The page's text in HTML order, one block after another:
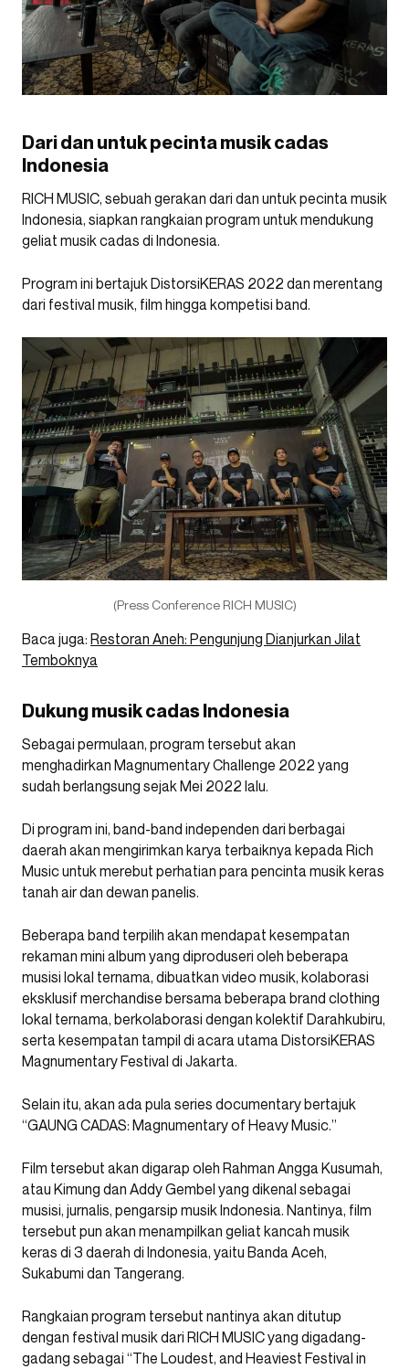
Dari dan untuk pecinta musik cadas
Indonesia
RICH MUSIC, sebuah gerakan dari dan untuk pecinta musik
Indonesia, siapkan rangkaian program untuk mendukung
geliat musik cadas di Indonesia.
Program ini bertajuk DistorsiKERAS 2022 dan merentang
dari festival musik, film hingga kompetisi band.
(Press Conference RICH MUSIC)
Baca juga: Restoran Aneh: Pengunjung Dianjurkan Jilat
Temboknya
Dukung musik cadas Indonesia
Sebagai permulaan, program tersebut akan
menghadirkan Magnumentary Challenge 2022 yang
sudah berlangsung sejak Mei 2022 lalu.
Di program ini, band-band independen dari berbagai
daerah akan mengirimkan karya terbaiknya kepada Rich
Music untuk merebut perhatian para pencinta musik keras
tanah air dan dewan panelis.
Beberapa band terpilih akan mendapat kesempatan
rekaman mini album yang diproduseri oleh beberapa
musisi lokal ternama, dibuatkan video musik, kolaborasi
eksklusif merchandise bersama beberapa brand clothing
lokal ternama, berkolaborasi dengan kolektif Darahkubiru,
serta kesempatan tampil di acara utama DistorsiKERAS
Magnumentary Festival di Jakarta.
Selain itu, akan ada pula series documentary bertajuk
“GAUNG CADAS: Magnumentary of Heavy Music.”
Film tersebut akan digarap oleh Rahman Angga Kusumah,
atau Kimung dan Addy Gembel yang dikenal sebagai
musisi, jurnalis, pengarsip musik Indonesia. Nantinya, film
tersebut pun akan menampilkan geliat kancah musik
keras di 3 daerah di Indonesia, yaitu Banda Aceh,
Sukabumi dan Tangerang.
Rangkaian program tersebut nantinya akan ditutup
dengan festival musik dari RICH MUSIC yang digadang-
gadang sebagai “The Loudest, and Heaviest Festival in